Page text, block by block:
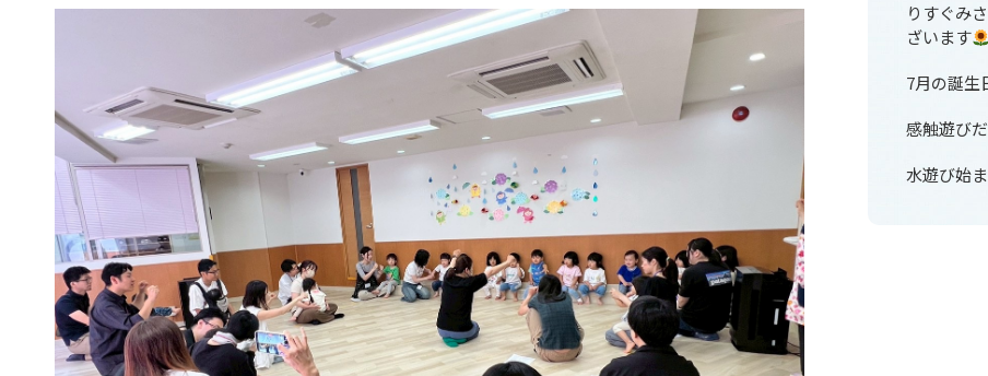
りすぐみ
ざいます
7月の誕生
感触遊び
水遊び始